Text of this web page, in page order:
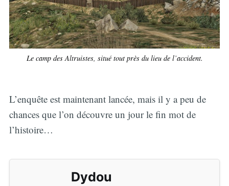
Le camp des Altruistes, situé tout près du lieu de l’accident.
L’enquête est maintenant lancée, mais il y a peu de
chances que l’on découvre un jour le fin mot de
l’histoire…
Dydou